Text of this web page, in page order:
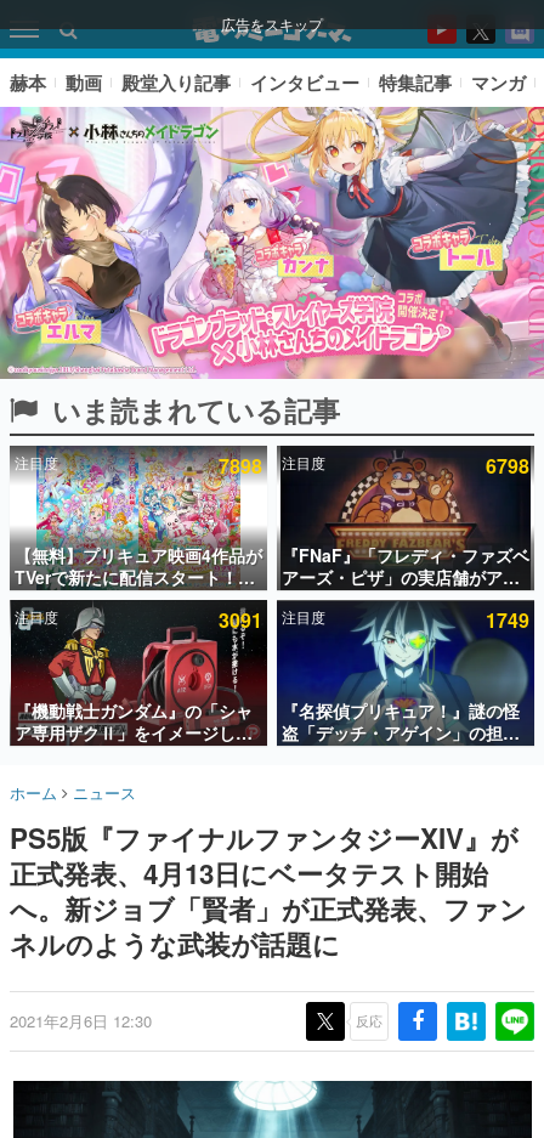
広告をスキップ
ピックアップ
電ファミのいま読まれている記事ランキング
アプリセール情報
インタビュー
連載・特集一覧
殿堂入り記事
SNS拡散数が数千以上！ ページビュー数万以上！ などな
ど。多くの人々に読まれた、電ファミ渾身の“殿堂入り”記
事をまとめました。
名作ゲームクリエイターの方々に製作時のエピソードをお
きます。
赫本
この物語を解いてはいけない。『赫本』は、〈試験問題〉
の形をした短編ホラー小説集です。
これからのデジタルゲーム市場を担う若きクリエイター達
の姿を追い、彼らのルーツと情熱を探っていきます。
ゲームに多大な影響を受けた作家さんに取材し、ゲームが
日本のコンテンツ産業やカルチャーに与えた影響を探る企
画です。
赫本 動画 殿堂入り記事 インタビュー 特集記事 マンガ
いま読まれている記事
注目度 7898
【無料】プリキュア映画4作品が
TVerで新たに配信スタート！な
んと2018年～2024年の映画ほぼ
すべてが見放題に、ぶっちゃけ
ありえないラインナップ
注目度 6798
『FNaF』「フレディ・ファズベ
アーズ・ピザ」の実店舗がアメ
リカの商業施設「American
Dream」に2027年オープン！
ScottGamesとの共同開発、食
事だけでなくステージショーや
没入型のホラー体験も楽しめる
注目度 3091
『機動戦士ガンダム』の「シャ
ア専用ザクⅡ」をイメージした
散水ホースリールが予約開始。
ークやジオン公国軍のエンブレ
注目度 1749
『名探偵プリキュア！』謎の怪
盗「デッチ・アゲイン」の担当
キャストは天﨑滉平さんと判
ホーム ニュース
PS5版『ファイナルファンタジーXIV』が
正式発表、4月13日にベータテスト開始
へ。新ジョブ「賢者」が正式発表、ファン
ネルのような武装が話題に
2021年2月6日 12:30 反応